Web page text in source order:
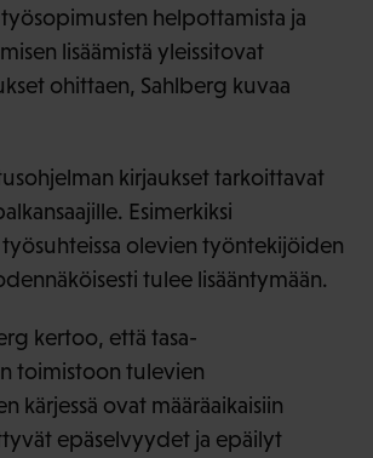
työsopimusten helpottamista ja
lisäämistä yleissitovat
ohittaen, Sahlberg kuvaa
kirjaukset tarkoittavat
Esimerkiksi
työsuhteissa olevien työntekijöiden
tulee lisääntymään.
kertoo, että tasa-
toimistoon tulevien
kärjessä ovat määräaikaisiin
epäselvyydet ja epäilyt